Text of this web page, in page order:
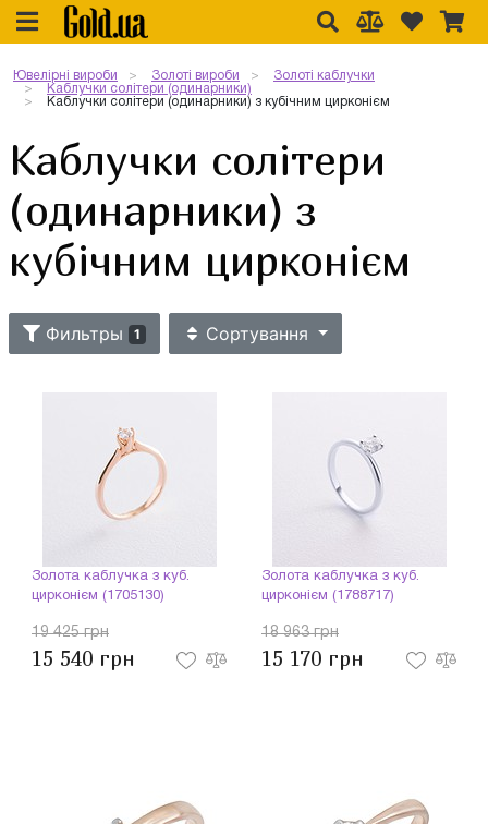
Ювелірні вироби Золоті вироби
Золоті каблучки
Каблучки солітери (одинарники)
Каблучки солітери (одинарники) з кубічним цирконієм
Каблучки солітери
(одинарники) з
кубічним цирконієм
Фильтры 1 Сортування
Золота каблучка з куб.
цирконієм (1705130)
19 425 грн
15 540 грн
Золота каблучка з куб.
цирконієм (1788717)
18 963 грн
15 170 грн